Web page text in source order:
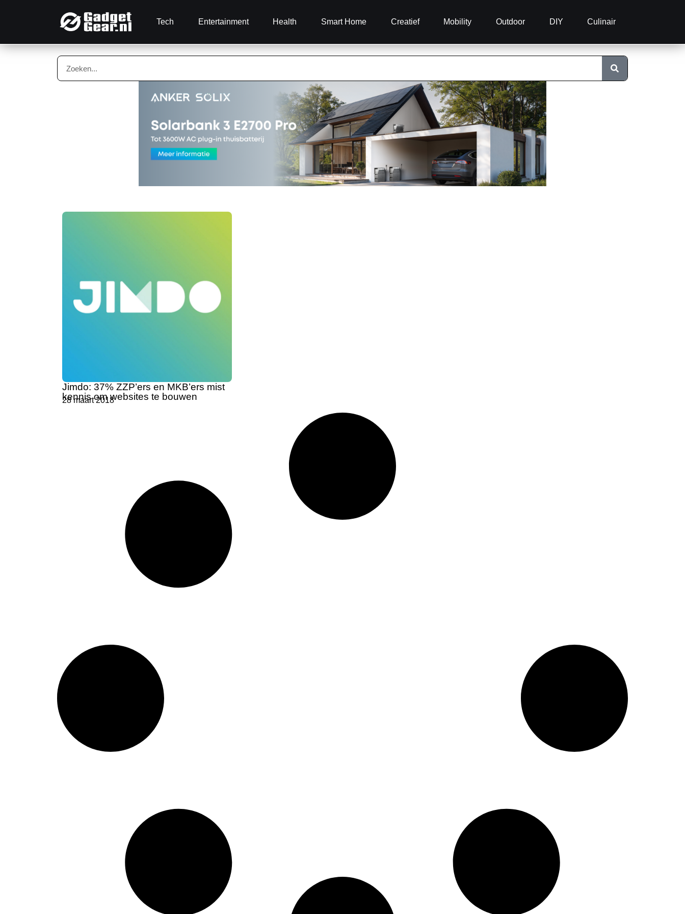
Tech Entertainment Health Smart Home Creatief Mobility Outdoor DIY Culinair
Jimdo: 37% ZZP’ers en MKB’ers mist
kennis om websites te bouwen
28 maart 2018